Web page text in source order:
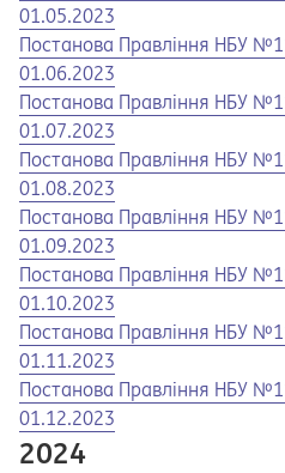
01.05.2023
Opens in a new tab
Opens a pdf
Постанова Правління НБУ
01.06.2023
Opens in a new tab
Opens a pdf
Постанова Правління НБУ
01.07.2023
Opens in a new tab
Opens a pdf
Постанова Правління НБУ
01.08.2023
Opens in a new tab
Opens a pdf
Постанова Правління НБУ
01.09.2023
Opens in a new tab
Opens a pdf
Постанова Правління НБУ
01.10.2023
Opens in a new tab
Opens a pdf
Постанова Правління НБУ
01.11.2023
Opens in a new tab
Opens a pdf
Постанова Правління НБУ
01.12.2023
2024